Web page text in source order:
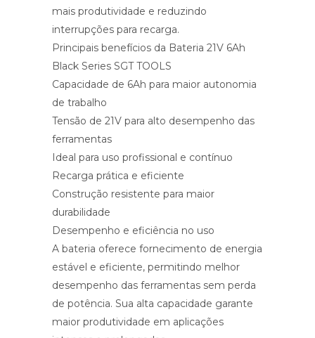
mais produtividade e reduzindo
interrupções para recarga.
Principais benefícios da Bateria 21V 6Ah
Black Series SGT TOOLS
Capacidade de 6Ah para maior autonomia
de trabalho
Tensão de 21V para alto desempenho das
ferramentas
Ideal para uso profissional e contínuo
Recarga prática e eficiente
Construção resistente para maior
durabilidade
Desempenho e eficiência no uso
A bateria oferece fornecimento de energia
estável e eficiente, permitindo melhor
desempenho das ferramentas sem perda
de potência. Sua alta capacidade garante
maior produtividade em aplicações